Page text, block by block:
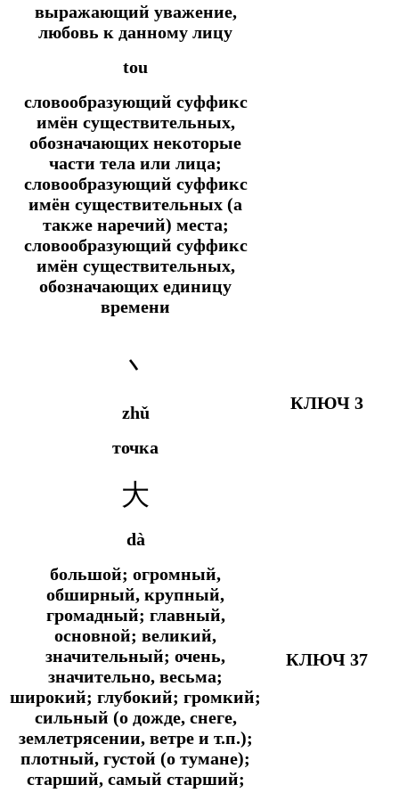
выражающий уважение,
любовь к данному лицу
tou
словообразующий суффикс
имён существительных,
обозначающих некоторые
части тела или лица;
словообразующий суффикс
имён существительных (а
также наречий) места;
словообразующий суффикс
имён существительных,
обозначающих единицу
времени
丶
zhǔ
точка
КЛЮЧ 3
大
dà
большой; огромный,
обширный, крупный,
громадный; главный,
основной; великий,
значительный; очень,
значительно, весьма;
широкий; глубокий; громкий;
сильный (о дожде, снеге,
землетрясении, ветре и т.п.);
плотный, густой (о тумане);
старший, самый старший;
КЛЮЧ 37